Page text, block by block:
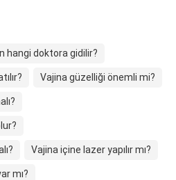
hangi doktora gidilir?
Vajina güzelliği önemli mi?
Vajina içine lazer yapılır mı?
mı?